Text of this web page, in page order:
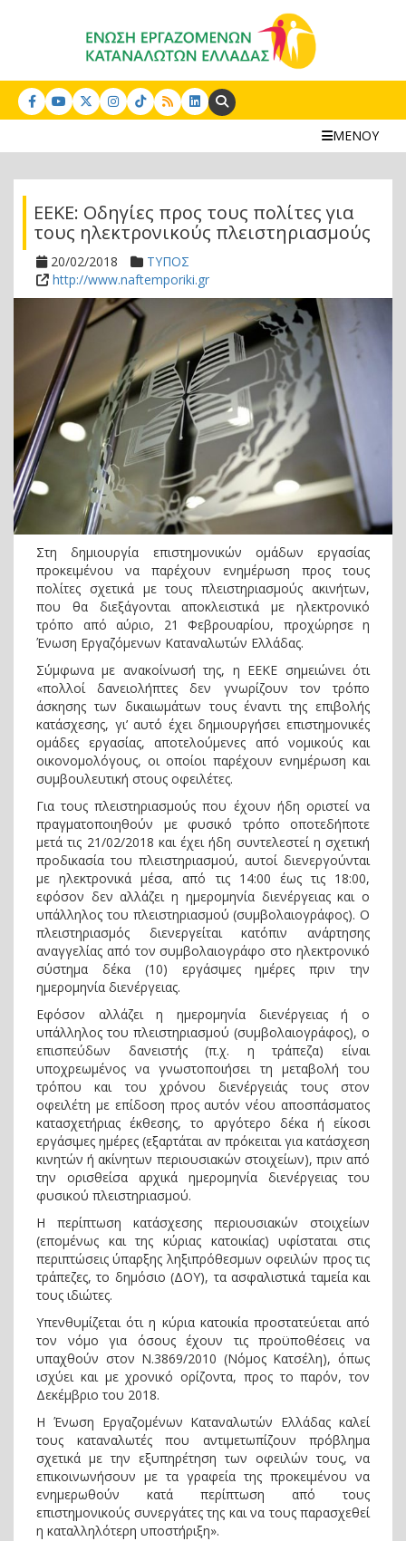
Search:
ΜΕΝΟΥ
ΕΕΚΕ: Οδηγίες προς τους πολίτες για
τους ηλεκτρονικούς πλειστηριασμούς
20/02/2018
ΤΥΠΟΣ
http://www.naftemporiki.gr
Στη δημιουργία επιστημονικών ομάδων εργασίας
προκειμένου να παρέχουν ενημέρωση προς τους
πολίτες σχετικά με τους πλειστηριασμούς ακινήτων,
που θα διεξάγονται αποκλειστικά με ηλεκτρονικό
τρόπο από αύριο, 21 Φεβρουαρίου, προχώρησε η
Ένωση Εργαζόμενων Καταναλωτών Ελλάδας.
Σύμφωνα με ανακοίνωσή της, η ΕΕΚΕ σημειώνει ότι
«πολλοί δανειολήπτες δεν γνωρίζουν τον τρόπο
άσκησης των δικαιωμάτων τους έναντι της επιβολής
κατάσχεσης, γι’ αυτό έχει δημιουργήσει επιστημονικές
ομάδες εργασίας, αποτελούμενες από νομικούς και
οικονομολόγους, οι οποίοι παρέχουν ενημέρωση και
συμβουλευτική στους οφειλέτες.
Για τους πλειστηριασμούς που έχουν ήδη οριστεί να
πραγματοποιηθούν με φυσικό τρόπο οποτεδήποτε
μετά τις 21/02/2018 και έχει ήδη συντελεστεί η σχετική
προδικασία του πλειστηριασμού, αυτοί διενεργούνται
με ηλεκτρονικά μέσα, από τις 14:00 έως τις 18:00,
εφόσον δεν αλλάζει η ημερομηνία διενέργειας και ο
υπάλληλος του πλειστηριασμού (συμβολαιογράφος). Ο
πλειστηριασμός διενεργείται κατόπιν ανάρτησης
αναγγελίας από τον συμβολαιογράφο στο ηλεκτρονικό
σύστημα δέκα (10) εργάσιμες ημέρες πριν την
ημερομηνία διενέργειας.
Εφόσον αλλάζει η ημερομηνία διενέργειας ή ο
υπάλληλος του πλειστηριασμού (συμβολαιογράφος), ο
επισπεύδων δανειστής (π.χ. η τράπεζα) είναι
υποχρεωμένος να γνωστοποιήσει τη μεταβολή του
τρόπου και του χρόνου διενέργειάς τους στον
οφειλέτη με επίδοση προς αυτόν νέου αποσπάσματος
κατασχετήριας έκθεσης, το αργότερο δέκα ή είκοσι
εργάσιμες ημέρες (εξαρτάται αν πρόκειται για κατάσχεση
κινητών ή ακίνητων περιουσιακών στοιχείων), πριν από
την ορισθείσα αρχικά ημερομηνία διενέργειας του
φυσικού πλειστηριασμού.
H περίπτωση κατάσχεσης περιουσιακών στοιχείων
(επομένως και της κύριας κατοικίας) υφίσταται στις
περιπτώσεις ύπαρξης ληξιπρόθεσμων οφειλών προς τις
τράπεζες, το δημόσιο (ΔΟΥ), τα ασφαλιστικά ταμεία και
τους ιδιώτες.
Υπενθυμίζεται ότι η κύρια κατοικία προστατεύεται από
τον νόμο για όσους έχουν τις προϋποθέσεις να
υπαχθούν στον Ν.3869/2010 (Νόμος Κατσέλη), όπως
ισχύει και με χρονικό ορίζοντα, προς το παρόν, τον
Δεκέμβριο του 2018.
Η Ένωση Εργαζομένων Καταναλωτών Ελλάδας καλεί
τους καταναλωτές που αντιμετωπίζουν πρόβλημα
σχετικά με την εξυπηρέτηση των οφειλών τους, να
επικοινωνήσουν με τα γραφεία της προκειμένου να
ενημερωθούν κατά περίπτωση από τους
επιστημονικούς συνεργάτες της και να τους παρασχεθεί
η καταλληλότερη υποστήριξη».